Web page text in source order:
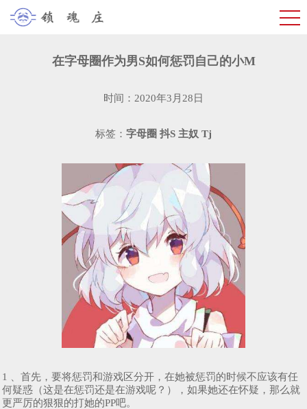
在字母圈作为男S如何惩罚自己的小M
时间：2020年3月28日
标签： 字母圈 抖S 主奴 Tj
1 、首先，要将惩罚和游戏区分开，在她被惩罚的时候不应该有任
何疑惑（这是在惩罚还是在游戏呢？），如果她还在怀疑，那么就
更严厉的狠狠的打她的PP吧。